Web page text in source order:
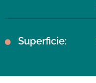
Superficie: